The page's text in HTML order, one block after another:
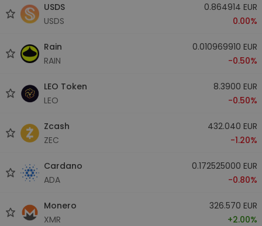
USDS
USDS
0.864914 EUR
0.00%
Rain
RAIN
0.010969910 EUR
-0.50%
LEO Token
LEO
8.3900 EUR
-0.50%
Zcash
ZEC
432.040 EUR
-1.20%
Cardano
ADA
0.172525000 EUR
-0.80%
Monero
XMR
326.570 EUR
+2.00%